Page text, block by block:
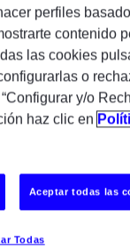
están
de enviar
verificar el
perfiles
contenido
las cookies
o
y/o
haz clic en
Todas
Aceptar todas las